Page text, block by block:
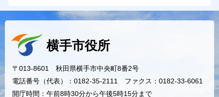
横手市役所
〒013-8601 秋田県横手市中央町8番2号
電話番号（代表）：0182-35-2111 ファクス：0182-33-6061
開庁時間：午前8時30分から午後5時15分まで